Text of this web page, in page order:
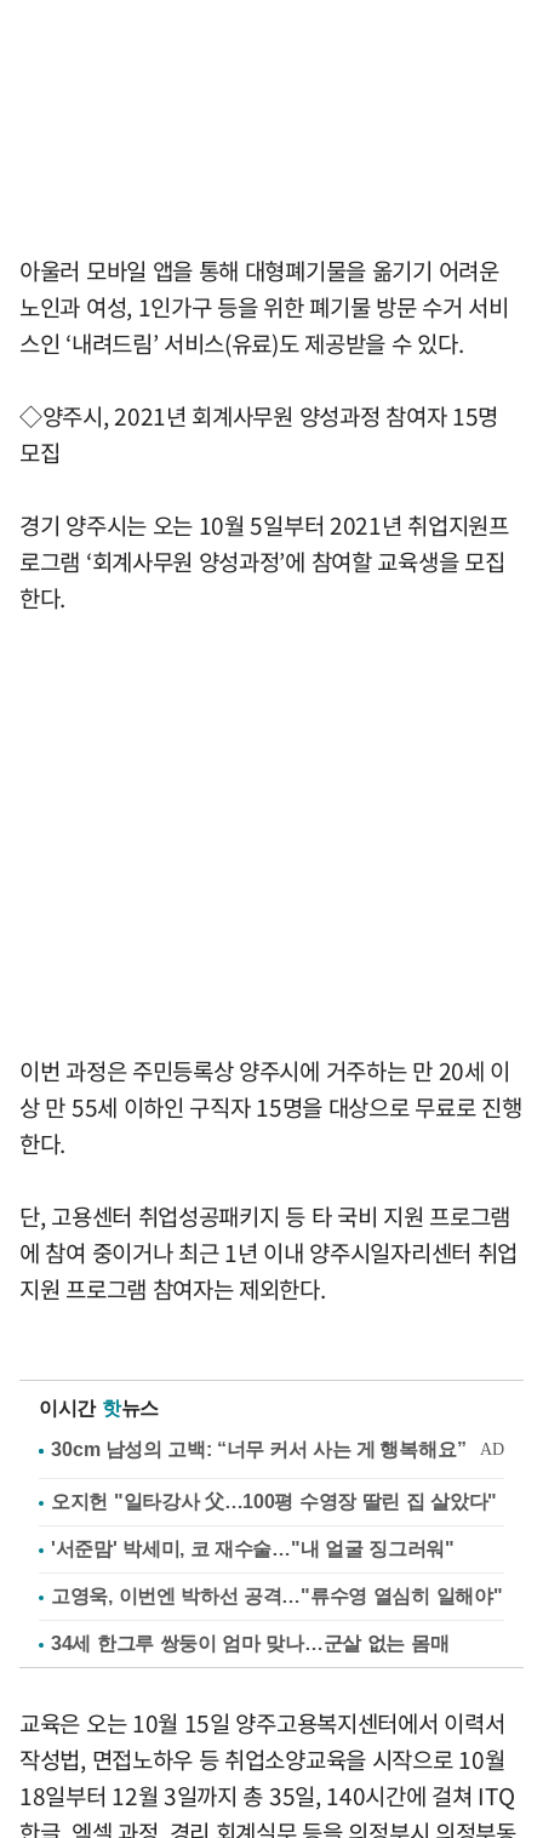
아울러 모바일 앱을 통해 대형폐기물을 옮기기 어려운
노인과 여성, 1인가구 등을 위한 폐기물 방문 수거 서비
스인 ‘내려드림’ 서비스(유료)도 제공받을 수 있다.
◇양주시, 2021년 회계사무원 양성과정 참여자 15명
모집
경기 양주시는 오는 10월 5일부터 2021년 취업지원프
로그램 ‘회계사무원 양성과정’에 참여할 교육생을 모집
한다.
이번 과정은 주민등록상 양주시에 거주하는 만 20세 이
상 만 55세 이하인 구직자 15명을 대상으로 무료로 진행
한다.
단, 고용센터 취업성공패키지 등 타 국비 지원 프로그램
에 참여 중이거나 최근 1년 이내 양주시일자리센터 취업
지원 프로그램 참여자는 제외한다.
이시간 핫뉴스
오지헌 "일타강사 父…100평 수영장 딸린 집 살았다"
'서준맘' 박세미, 코 재수술…"내 얼굴 징그러워"
고영욱, 이번엔 박하선 공격…"류수영 열심히 일해야"
34세 한그루 쌍둥이 엄마 맞나…군살 없는 몸매
교육은 오는 10월 15일 양주고용복지센터에서 이력서
작성법, 면접노하우 등 취업소양교육을 시작으로 10월
18일부터 12월 3일까지 총 35일, 140시간에 걸쳐 ITQ